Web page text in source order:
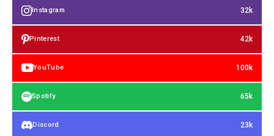
Instagram 32k
Pinterest 42k
YouTube 100k
Spotify 65k
Discord 23k